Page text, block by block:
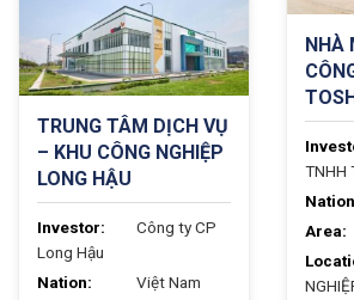
TRUNG TÂM DỊCH VỤ
– KHU CÔNG NGHIỆP
LONG HẬU
Investor:
Công ty CP
Long Hậu
Nation:
Việt Nam
NHÀ
TNHH
Area: